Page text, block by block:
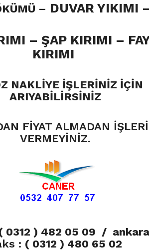
– DUVAR YIKIMI
– ŞAP KIRIMI –
KIRIMI
NAKLİYE İŞLERİNİZ İÇİN
ARIYABİLİRSİNİZ
FİYAT ALMADAN
VERMEYİNİZ.
0312 ) 482 05 09 /
: ( 0312 ) 480 65 02